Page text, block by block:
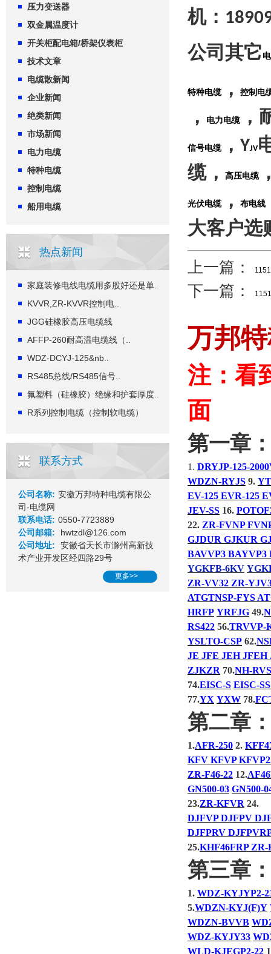
压力变送器
双金属温度计
开关柜配电箱/桥架仪表柜
技术文章
电缆散新闻
企业新闻
绝类新闻
市场新闻
电力电缆
特种电缆
控制电缆
船用电缆
热点新闻
家庭装修电线电缆用多股好还是单..
KVVR,ZR-KVVR控制电..
JGG硅橡胶高压电缆线
AFFP-260耐高温电缆线（..
WDZ-DCYJ-125&nb..
RS485总线/RS485信号..
氟塑料（硅橡胶）绝缘和护套厚度..
R系列控制电缆（控制软电缆）
联系方式
公司名称: 安徽万邦特种电缆有限公
司-电缆网
联系电话: 0550-7723889
公司邮箱:
hwtzdl@126.com
公司地址:
安徽省天长市滁州高新技
术产业开发区经四路29号
更多>>
机：
公司其它
特种电缆， 控制电
， 电力电缆，
信号电缆， YJV
缆，
高压电缆
光伏电缆， 布电线
大客户选
上一篇：
下一篇：
万邦
注：看
面
第一章
1. DRYJP-125-
WDZN-RYJS 9.
EV-125 EVR-125
JEV-SS 16.
22. ZR-FVNP
GJDUR GJKUR
BAVVP3 BAYVP3
YGKFB-6KV
ZR-VV32 ZR-
ATGTNSP-FYS
HRFP YRFJG 49.
RS422 56.TRVVP-
YSLTO-CSP 62.
JE JFE JEH JFEH
ZJKZR 70.NH-
74.EISC-S EISC-
77.YX YXW 78.
第二章
1.AFR-250 2.
KFV KFVP
ZR-F46-22 12.
GN500-03 GN500-
23.ZR-KFVR 24.
DJFVP DJFPV
DJFPRV
25.KHF46FRP ZR-
第三章
1. WDZ-KYJYP2-
5.WDZN-KYJ(F)Y
WDZN-BVVB
WDZ-KYJY33
WLD-KJEGP2-22